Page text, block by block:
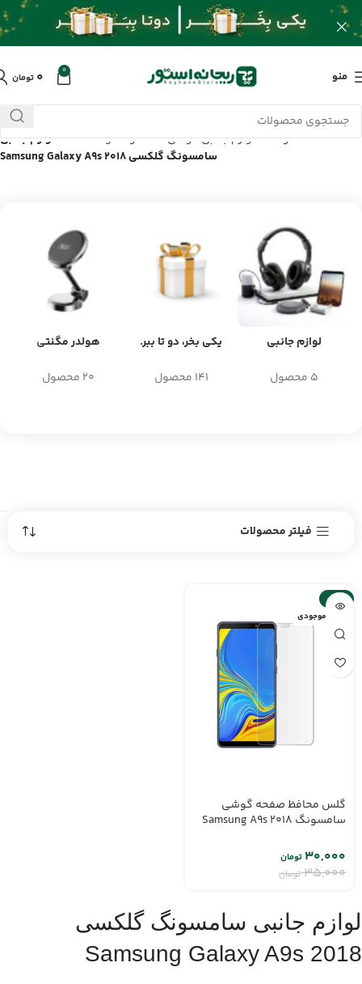
منو 0 ۰ تومان
خانه/محصولات/لوازم جانبی گوشی سامسونگ Samsung /لوازم جانبی
سامسونگ گلکسی Samsung Galaxy A9s 2018
لوازم جانبی
5 محصول
یکی بخر، دو تا ببر.
141 محصول
هولدر مگنتی
20 محصول
فیلتر محصولات
-14%
اتمام موجودی
گلس محافظ صفحه گوشی
سامسونگ Samsung A9s 2018
۳۵,۰۰۰ تومان
۳۰,۰۰۰تومان
لوازم جانبی سامسونگ گلکسی
Samsung Galaxy A9s 2018